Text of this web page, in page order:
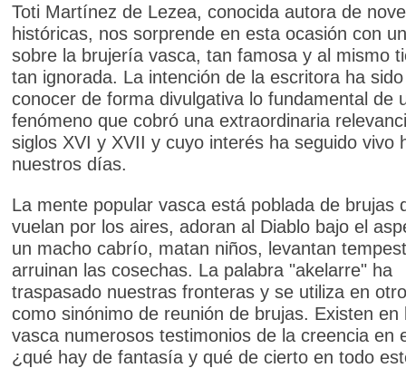
Toti Martínez de Lezea, conocida autora de
históricas, nos sorprende en esta ocasión con
sobre la brujería vasca, tan famosa y al mismo
tan ignorada. La intención de la escritora ha
conocer de forma divulgativa lo fundamental de
fenómeno que cobró una extraordinaria
siglos XVI y XVII y cuyo interés ha seguido vivo
nuestros días.
La mente popular vasca está poblada de brujas
vuelan por los aires, adoran al Diablo bajo el
un macho cabrío, matan niños, levantan
arruinan las cosechas. La palabra "akelarre" ha
traspasado nuestras fronteras y se utiliza en
como sinónimo de reunión de brujas. Existen en
vasca numerosos testimonios de la creencia en
¿qué hay de fantasía y qué de cierto en todo